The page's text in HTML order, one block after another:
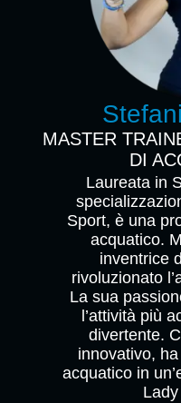
MASTER
DI
Laureata in
Sport, è una
acquatico.
inventrice
rivoluzionato
La sua
l’attività più
divertente.
innovativo,
acquatico in